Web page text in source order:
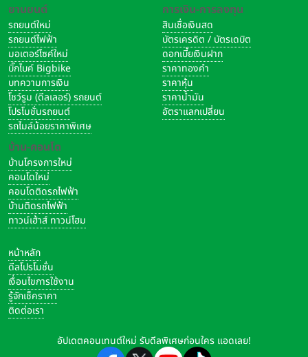
ยานยนต์
รถยนต์ใหม่
รถยนต์ไฟฟ้า
มอเตอร์ไซค์ใหม่
บิ๊กไบค์ Bigbike
บทความการเงิน
โชว์รูม (ดีลเลอร์) รถยนต์
โปรโมชั่นรถยนต์
รถไมล์น้อยราคาพิเศษ
บ้าน-คอนโด
บ้านโครงการใหม่
คอนโดใหม่
คอนโดติดรถไฟฟ้า
บ้านติดรถไฟฟ้า
ทาวน์เฮ้าส์ ทาวน์โฮม
การเงิน-การลงทุน
สินเชื่อเงินสด
บัตรเครดิต / บัตรเดบิต
ดอกเบี้ยเงินฝาก
ราคาทองคำ
ราคาหุ้น
ราคาน้ำมัน
อัตราแลกเปลี่ยน
หน้าหลัก
ดีลโปรโมชั่น
เงื่อนไขการใช้งาน
รู้จักเช็คราคา
ติดต่อเรา
อัปเดตคอนเทนต์ใหม่ รับดีลพิเศษก่อนใคร แอดเลย!